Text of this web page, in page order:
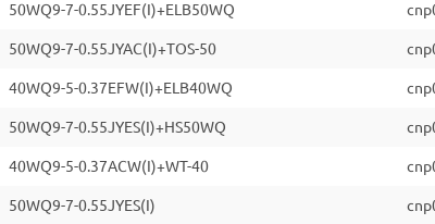
50WQ9-7-0.55JYEF(I)+ELB50WQ
50WQ9-7-0.55JYAC(I)+TOS-50
40WQ9-5-0.37EFW(I)+ELB40WQ
50WQ9-7-0.55JYES(I)+HS50WQ
40WQ9-5-0.37ACW(I)+WT-40
50WQ9-7-0.55JYES(I)